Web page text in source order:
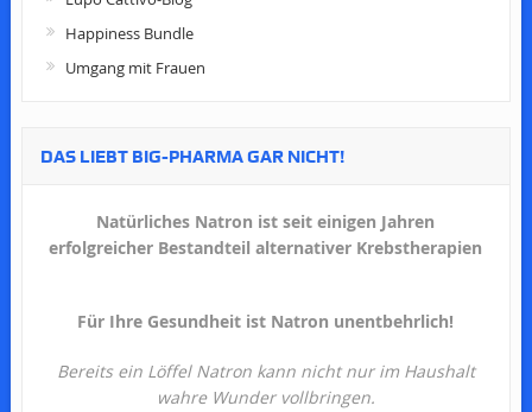
Happiness Bundle
Umgang mit Frauen
DAS LIEBT BIG-PHARMA GAR NICHT!
Natürliches Natron ist seit einigen Jahren
erfolgreicher Bestandteil alternativer Krebstherapien
Für Ihre Gesundheit ist Natron unentbehrlich!
Bereits ein Löffel Natron kann nicht nur im Haushalt
wahre Wunder vollbringen.